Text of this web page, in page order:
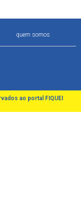
quem somos
ao portal FIQUEI